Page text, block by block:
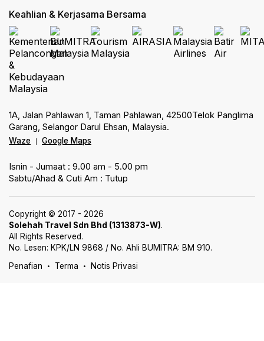
Keahlian & Kerjasama Bersama
1A, Jalan Pahlawan 1, Taman Pahlawan, 42500Telok Panglima
Garang, Selangor Darul Ehsan, Malaysia.
Waze Google Maps
Isnin - Jumaat : 9.00 am - 5.00 pm
Sabtu/Ahad & Cuti Am : Tutup
Copyright © 2017 - 2026
Solehah Travel Sdn Bhd (1313873-W).
All Rights Reserved.
No. Lesen: KPK/LN 9868 / No. Ahli BUMITRA: BM 910.
Penafian
• Terma • Notis Privasi